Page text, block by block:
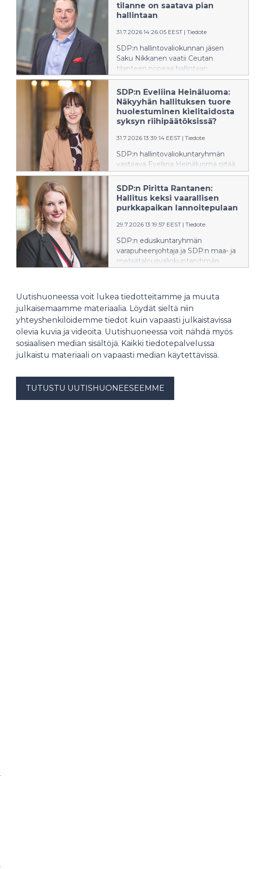
hätiköityjä myös Suomelle haitallisia.
Suomelle on erityisen tärkeää
ymmärrys rajaturvallisuuden
vaikeissa oloissa.
tilanne on saatava pian
hallintaan
31.7.2026 14:26:05 EEST | Tiedote
SDP:n hallintovaliokunnan jäsen
Saku Nikkanen vaatii Ceutan
tilanteen nopeaa hallintaan
saamista.
SDP:n Eveliina Heinäluoma:
Näkyyhän hallituksen tuore
huolestuminen kielitaidosta
syksyn riihipäätöksissä?
31.7.2026 13:39:14 EEST | Tiedote
SDP:n hallintovaliokuntaryhmän
vastaava Eveliina Heinäluoma pitää
hyvänä, että myös hallituksessa on
vihdoin havahduttu pohtimaan
kaupunkien haasteita
eriytymiskehityksen torjunnassa.
vähentäneet kaupunkien
mahdollisuuksia järjestää esimerkiksi
maahanmuuttajien kielikoulutusta.
SDP:n Piritta Rantanen:
Hallitus keksi vaarallisen
purkkapaikan lannoitepulaan
29.7.2026 13:19:57 EEST | Tiedote
SDP:n eduskuntaryhmän
varapuheenjohtaja ja SDP:n maa- ja
metsätalousvaliokuntaryhmän
päätöstä nostaa lannoitteiden
kadmiumrajaa riskialttiina uhkapelinä.
Uutishuoneessa voit lukea tiedotteitamme ja muuta
julkaisemaamme materiaalia. Löydät sieltä niin
yhteyshenkilöidemme tiedot kuin vapaasti julkaistavissa
olevia kuvia ja videoita. Uutishuoneessa voit nähdä myös
sosiaalisen median sisältöjä. Kaikki tiedotepalvelussa
julkaistu materiaali on vapaasti median käytettävissä.
TUTUSTU UUTISHUONEESEEMME